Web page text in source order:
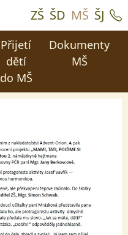
ZŠ ŠD MŠ ŠJ
Přijetí
dětí
do MŠ
Dokumenty
MŠ